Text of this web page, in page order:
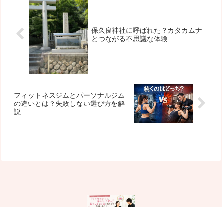
保久良神社に呼ばれた？カタカムナ
とつながる不思議な体験
フィットネスジムとパーソナルジム
の違いとは？失敗しない選び方を解
説